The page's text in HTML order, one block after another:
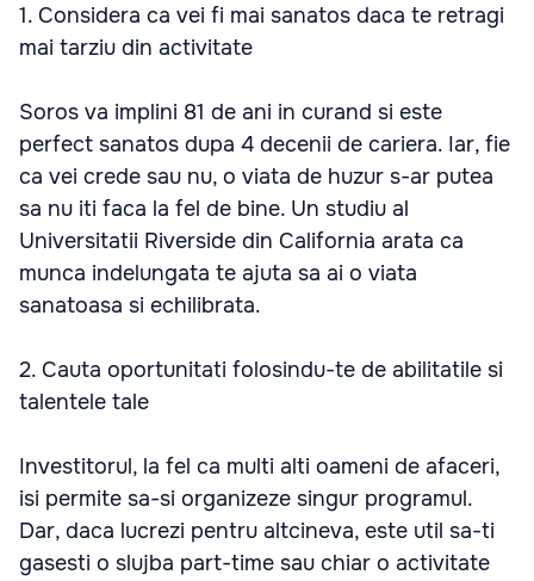
1. Considera ca vei fi mai sanatos daca te retragi
mai tarziu din activitate
Soros va implini 81 de ani in curand si este
perfect sanatos dupa 4 decenii de cariera. Iar, fie
ca vei crede sau nu, o viata de huzur s-ar putea
sa nu iti faca la fel de bine. Un studiu al
Universitatii Riverside din California arata ca
munca indelungata te ajuta sa ai o viata
sanatoasa si echilibrata.
2. Cauta oportunitati folosindu-te de abilitatile si
talentele tale
Investitorul, la fel ca multi alti oameni de afaceri,
isi permite sa-si organizeze singur programul.
Dar, daca lucrezi pentru altcineva, este util sa-ti
gasesti o slujba part-time sau chiar o activitate